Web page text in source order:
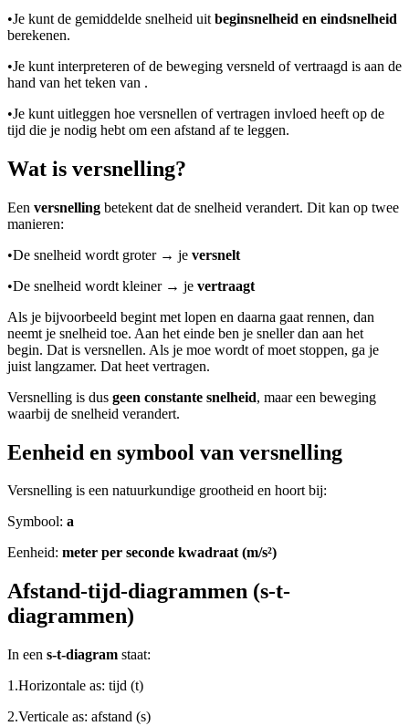
•Je kunt de gemiddelde snelheid uit beginsnelheid en eindsnelheid
berekenen.
•Je kunt interpreteren of de beweging versneld of vertraagd is aan de
hand van het teken van .
•Je kunt uitleggen hoe versnellen of vertragen invloed heeft op de
tijd die je nodig hebt om een afstand af te leggen.
Wat is versnelling?
Een versnelling betekent dat de snelheid verandert. Dit kan op twee
manieren:
•De snelheid wordt groter → je versnelt
•De snelheid wordt kleiner → je vertraagt
Als je bijvoorbeeld begint met lopen en daarna gaat rennen, dan
neemt je snelheid toe. Aan het einde ben je sneller dan aan het
begin. Dat is versnellen. Als je moe wordt of moet stoppen, ga je
juist langzamer. Dat heet vertragen.
Versnelling is dus geen constante snelheid, maar een beweging
waarbij de snelheid verandert.
Eenheid en symbool van versnelling
Versnelling is een natuurkundige grootheid en hoort bij:
Symbool: a
Eenheid: meter per seconde kwadraat (m/s²)
Afstand-tijd-diagrammen (s-t-
diagrammen)
In een s-t-diagram staat:
1.Horizontale as: tijd (t)
2.Verticale as: afstand (s)